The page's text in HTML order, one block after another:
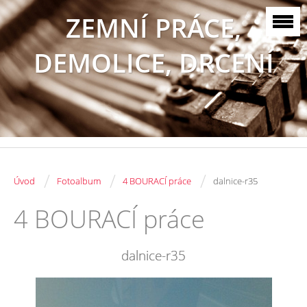
ZEMNÍ PRÁCE,
DEMOLICE, DRCENÍ
Úvod / Fotoalbum / 4 BOURACÍ práce / dalnice-r35
4 BOURACÍ práce
dalnice-r35